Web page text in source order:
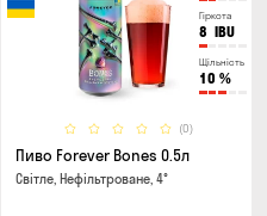
Гіркота
8 IBU
Щільність
10 %
(0)
Пиво Forever Bones 0.5л
Світле, Нефільтроване, 4°